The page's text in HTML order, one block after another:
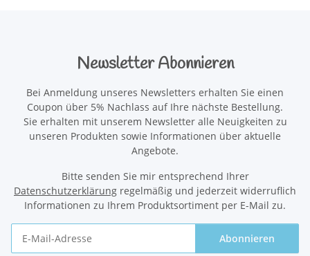
Newsletter Abonnieren
Bei Anmeldung unseres Newsletters erhalten Sie einen
Coupon über 5% Nachlass auf Ihre nächste Bestellung.
Sie erhalten mit unserem Newsletter alle Neuigkeiten zu
unseren Produkten sowie Informationen über aktuelle
Angebote.
Bitte senden Sie mir entsprechend Ihrer
Datenschutzerklärung regelmäßig und jederzeit widerruflich
Informationen zu Ihrem Produktsortiment per E-Mail zu.
Abonnieren